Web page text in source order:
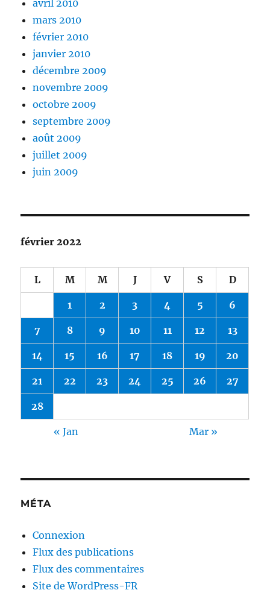
avril 2010
mars 2010
février 2010
janvier 2010
décembre 2009
novembre 2009
octobre 2009
septembre 2009
août 2009
juillet 2009
juin 2009
février 2022
L M M J V S D
1 2 3 4 5 6
7 8 9 10 11 12 13
14 15 16 17 18 19 20
21 22 23 24 25 26 27
28
« Jan Mar »
MÉTA
Connexion
Flux des publications
Flux des commentaires
Site de WordPress-FR